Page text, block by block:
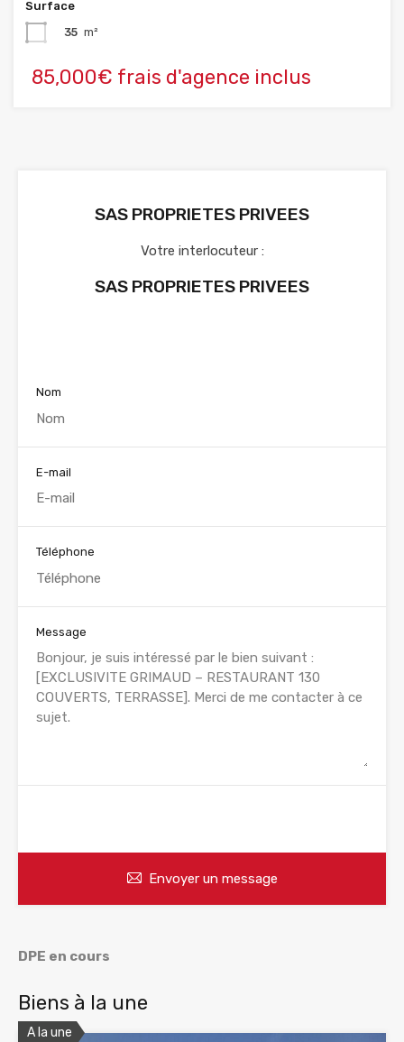
Surface
35 m²
85,000€ frais d'agence inclus
SAS PROPRIETES PRIVEES
Votre interlocuteur :
SAS PROPRIETES PRIVEES
Nom
E-mail
Téléphone
Message
Envoyer un message
DPE en cours
Biens à la une
A la une